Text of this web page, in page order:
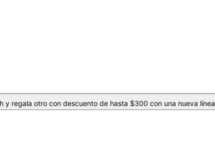
y regala otro con descuento de hasta $300 con una nueva línea